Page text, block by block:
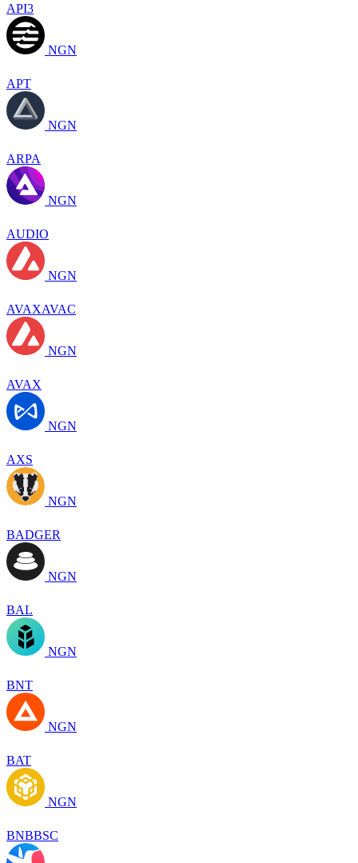
API3
NGN
APT
NGN
ARPA
NGN
AUDIO
NGN
AVAXAVAC
NGN
AVAX
NGN
AXS
NGN
BADGER
NGN
BAL
NGN
BNT
NGN
BAT
NGN
BNBBSC